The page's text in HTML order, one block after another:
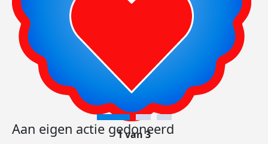
Aan eigen actie gedoneerd
1 van 3